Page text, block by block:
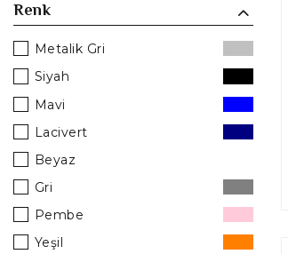
Renk
Metalik Gri
Siyah
Mavi
Lacivert
Beyaz
Gri
Pembe
Yeşil